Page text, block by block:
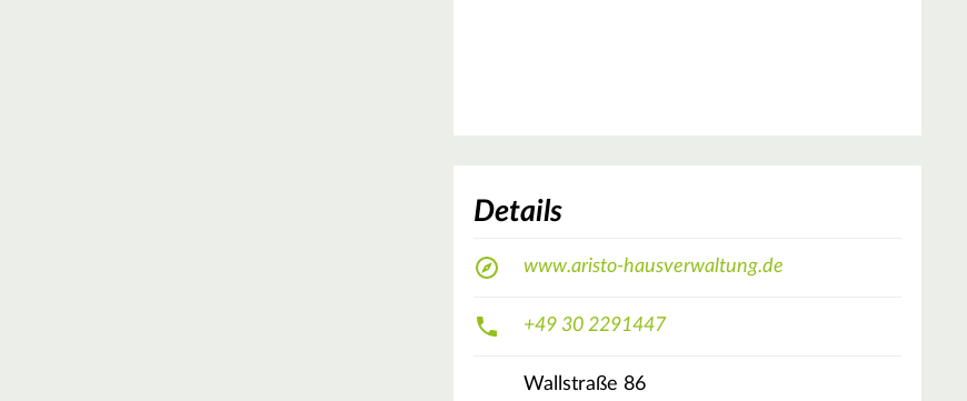
Details
www.aristo-hausverwaltung.de
+49 30 2291447
Wallstraße 86